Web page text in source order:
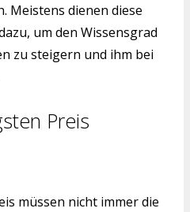
Meistens dienen diese
um den Wissensgrad
zu steigern und ihm bei
Preis
müssen nicht immer die